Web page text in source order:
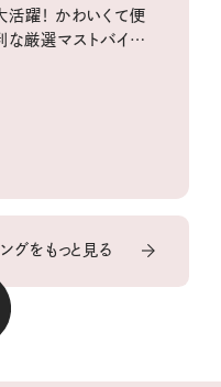
活躍！ かわいくて便
な厳選マストバイア
グをもっと見る